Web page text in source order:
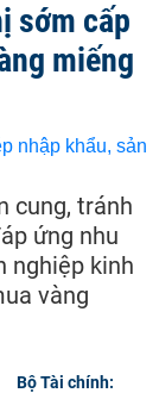
sớm cấp
miếng
cung, tránh
ứng nhu
nghiệp kinh
vàng
Bộ Tài chính: